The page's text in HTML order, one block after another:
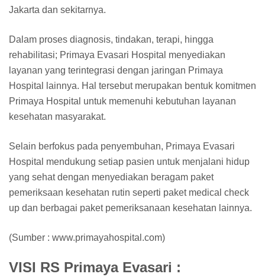
Jakarta dan sekitarnya.
Dalam proses diagnosis, tindakan, terapi, hingga
rehabilitasi; Primaya Evasari Hospital menyediakan
layanan yang terintegrasi dengan jaringan Primaya
Hospital lainnya. Hal tersebut merupakan bentuk komitmen
Primaya Hospital untuk memenuhi kebutuhan layanan
kesehatan masyarakat.
Selain berfokus pada penyembuhan, Primaya Evasari
Hospital mendukung setiap pasien untuk menjalani hidup
yang sehat dengan menyediakan beragam paket
pemeriksaan kesehatan rutin seperti paket medical check
up dan berbagai paket pemeriksanaan kesehatan lainnya.
(Sumber : www.primayahospital.com)
VISI RS Primaya Evasari :